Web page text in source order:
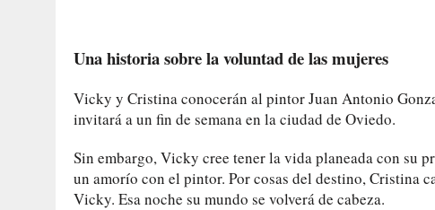
Una historia sobre la voluntad de las mujeres
Vicky y Cristina conocerán al pintor Juan Antonio
invitará a un fin de semana en la ciudad de Oviedo.
Sin embargo, Vicky cree tener la vida planeada con su
un amorío con el pintor. Por cosas del destino, Cristina
Vicky. Esa noche su mundo se volverá de cabeza.